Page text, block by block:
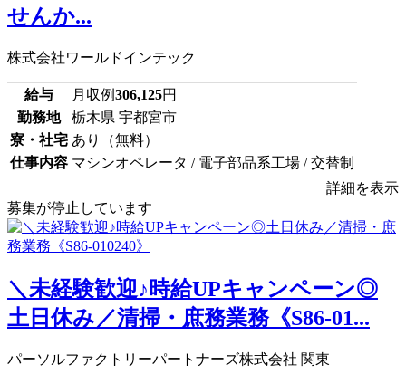
せんか...
株式会社ワールドインテック
給与 月収例306,125円
勤務地
栃木県 宇都宮市
寮・社宅 あり（無料）
仕事内容 マシンオペレータ / 電子部品系工場 / 交替制
詳細を表示
募集が停止しています
＼未経験歓迎♪時給UPキャンペーン◎
土日休み／清掃・庶務業務《S86-01...
パーソルファクトリーパートナーズ株式会社 関東